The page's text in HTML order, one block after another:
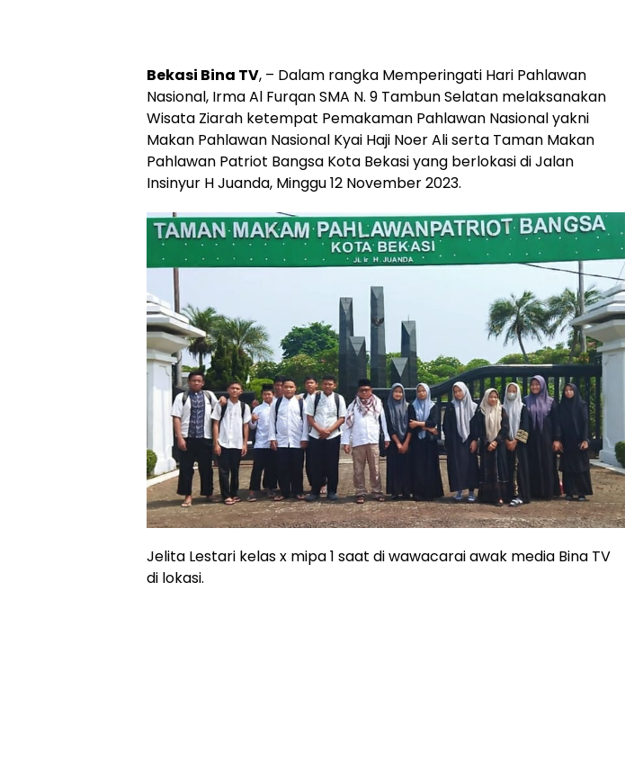
Bekasi Bina TV, – Dalam rangka Memperingati Hari Pahlawan
Nasional, Irma Al Furqan SMA N. 9 Tambun Selatan melaksanakan
Wisata Ziarah ketempat Pemakaman Pahlawan Nasional yakni
Makan Pahlawan Nasional Kyai Haji Noer Ali serta Taman Makan
Pahlawan Patriot Bangsa Kota Bekasi yang berlokasi di Jalan
Insinyur H Juanda, Minggu 12 November 2023.
Jelita Lestari kelas x mipa 1 saat di wawacarai awak media Bina TV
di lokasi.